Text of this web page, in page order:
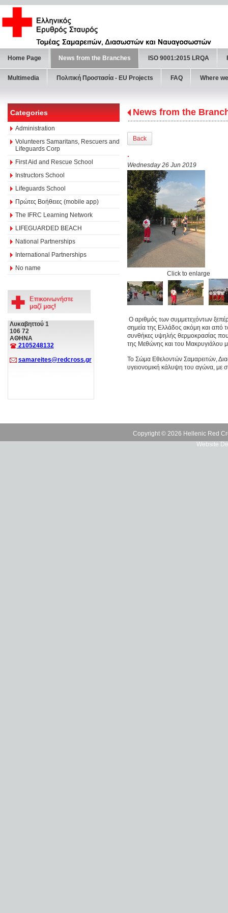
Home Page News from the Branches ISO 9001:2015 LRQA
Multimedia Πολιτική Προστασία - ΕU Projects FAQ Where
Categories
Administration
Volunteers Samaritans, Rescuers and
Lifeguards Corp
First Aid and Rescue School
Instructors School
Lifeguards School
Πρώτες Βοήθειες (mobile app)
The IFRC Learning Network
LIFEGUARDED BEACH
National Partnerships
International Partnerships
No name
Λυκαβηττού 1
106 72
ΑΘΗΝΑ
2105248132
samareites@redcross.gr
News from the
Back
.
Wednesday 26 Jun 2019
Click to enlarge
Ο αριθμός των συμμετεχόντων
σημεία της Ελλάδος ακόμη και από
συνθήκες υψηλής θερμοκρασίας
της Μεθώνης και του Μακρυγιάλου
Το Σώμα Εθελοντών Σαμαρειτών,
υγειονομική κάλυψη του αγώνα, με
Copyright © 2026 Hellenic Red
Website